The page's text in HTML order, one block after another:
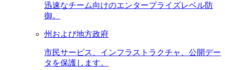
迅速なチーム向けのエンタープライズレベル防
御。
州および地方政府
市民サービス、インフラストラクチャ、公開デー
タを保護します。